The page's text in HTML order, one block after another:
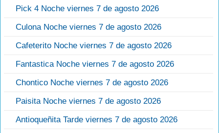
Pick 4 Noche viernes 7 de agosto 2026
Culona Noche viernes 7 de agosto 2026
Cafeterito Noche viernes 7 de agosto 2026
Fantastica Noche viernes 7 de agosto 2026
Chontico Noche viernes 7 de agosto 2026
Paisita Noche viernes 7 de agosto 2026
Antioqueñita Tarde viernes 7 de agosto 2026